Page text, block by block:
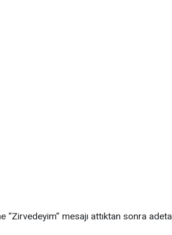
“Zirvedeyim” mesajı attıktan sonra adeta